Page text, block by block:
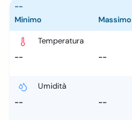
--
Minimo
Massimo
Temperatura
--
--
Umidità
--
--